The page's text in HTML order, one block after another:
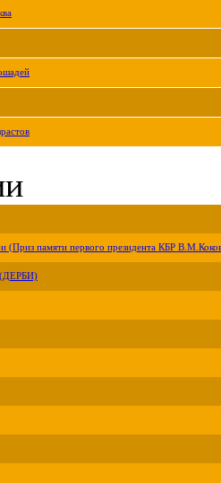
(Приз памяти первого президента КБР